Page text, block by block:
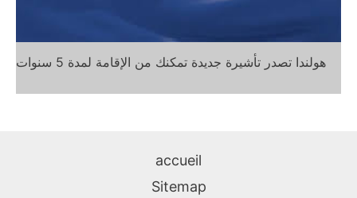
هولندا تصدر تأشيرة جديدة تمكنك من الإقامة لمدة 5 سنوات
accueil
Sitemap